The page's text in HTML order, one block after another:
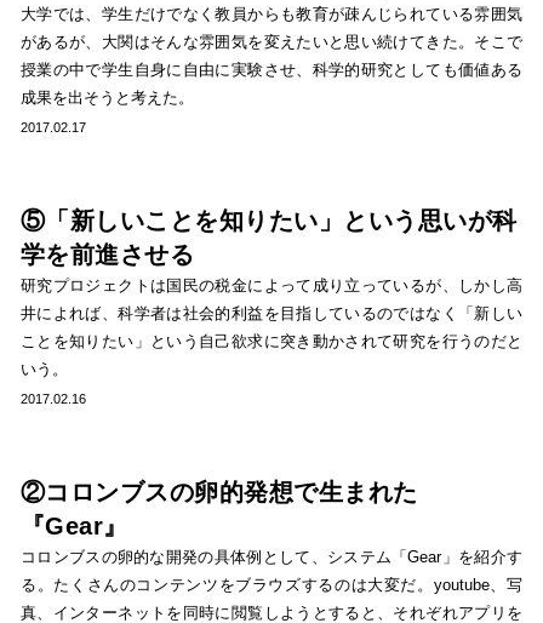
大学では、学生だけでなく教員からも教育が疎んじられている雰囲気
があるが、大関はそんな雰囲気を変えたいと思い続けてきた。そこで
授業の中で学生自身に自由に実験させ、科学的研究としても価値ある
成果を出そうと考えた。
2017.02.17
⑤「新しいことを知りたい」という思いが科
学を前進させる
研究プロジェクトは国民の税金によって成り立っているが、しかし高
井によれば、科学者は社会的利益を目指しているのではなく「新しい
ことを知りたい」という自己欲求に突き動かされて研究を行うのだと
いう。
2017.02.16
②コロンブスの卵的発想で生まれた
『Gear』
コロンブスの卵的な開発の具体例として、システム「Gear」を紹介す
る。たくさんのコンテンツをブラウズするのは大変だ。youtube、写
真、インターネットを同時に閲覧しようとすると、それぞれアプリを